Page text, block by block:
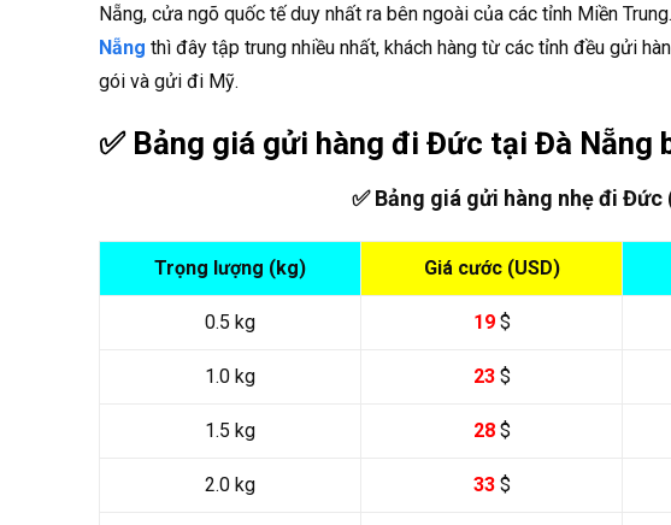
Nẵng, cửa ngõ quốc tế duy nhất ra bên ngoài của các tỉnh Miền
Nẵng thì đây tập trung nhiều nhất, khách hàng từ các tỉnh đều gửi
gói và gửi đi Mỹ.
✅ Bảng giá gửi hàng đi Đức tại Đà Nẵng
✅ Bảng giá gửi hàng nhẹ đi Đức
Trọng lượng (kg) Giá cước (USD)
0.5 kg 19$
1.0 kg 23 $
1.5 kg 28 $
2.0 kg 33$